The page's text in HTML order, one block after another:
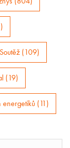
Soutěž (109)
(19)
energetiků (11)